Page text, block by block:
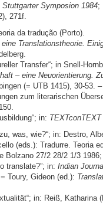
Symposion 1984;
271f.
da tradução (Porto).
Translationstheorie.
Transfer“; in Snell-
– eine Neuorientierung.
(= UTB 1415), 30-53. –
zum literarischen
in: TEXTconTEXT
was, wie?“; in: Destro,
(eds.): Tradurre. Teoria
Bolzano 27/2 28/2 1/3 1986;
translate?”; in: Indian
= Toury, Gideon (ed.):
in: Reiß, Katharina